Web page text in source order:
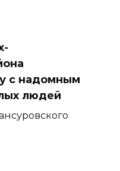
с надомным
людей